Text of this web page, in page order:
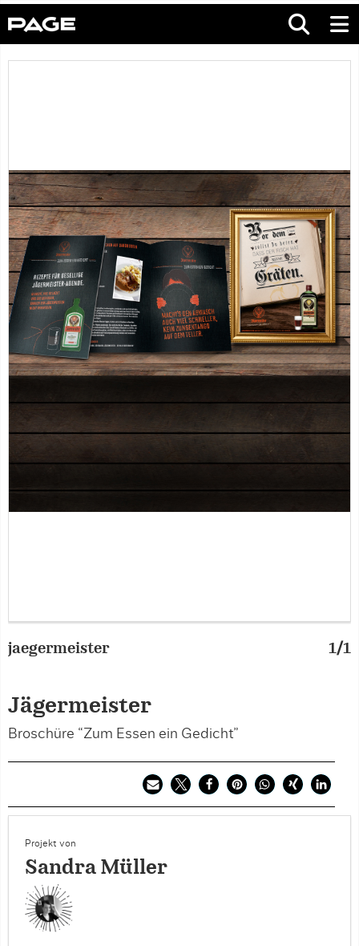
jaegermeister 1/1
Jägermeister
Broschüre “Zum Essen ein Gedicht”
Projekt von
Sandra Müller